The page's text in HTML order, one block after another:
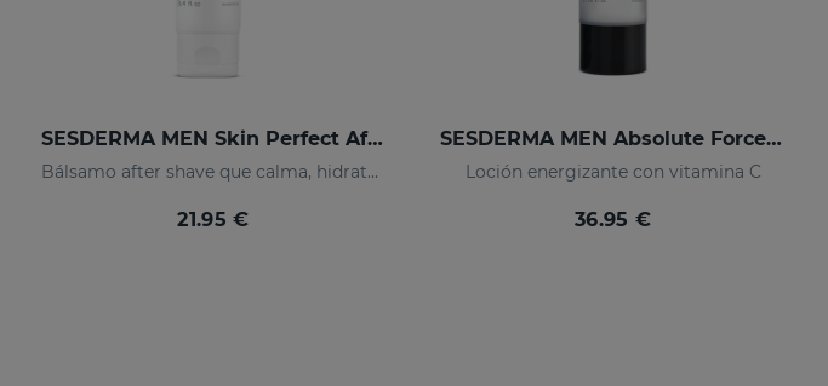
SESDERMA MEN Skin Perfect After Shave Balm
Bálsamo after shave que calma, hidrata y previene irritaciones
21.95 €
SESDERMA MEN Absolute Force Lotion
Loción energizante con vitamina C
36.95 €